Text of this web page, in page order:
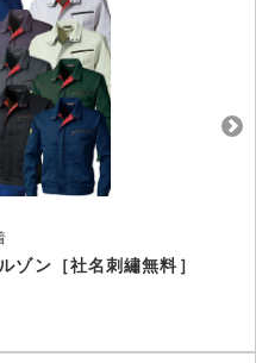
ン［社名刺繡無料］